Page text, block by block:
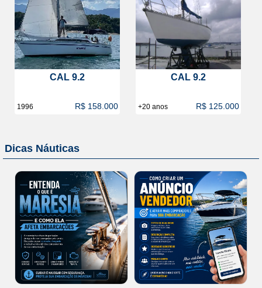
CAL 9.2
1996 R$ 158.000
CAL 9.2
+20 anos R$ 125.000
Dicas Náuticas